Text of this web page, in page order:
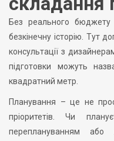
Без реального бюджету
безкінечну історію. Тут
консультації з
підготовки можуть
квадратний метр.
Планування – це не
пріоритетів. Чи
переплануванням або